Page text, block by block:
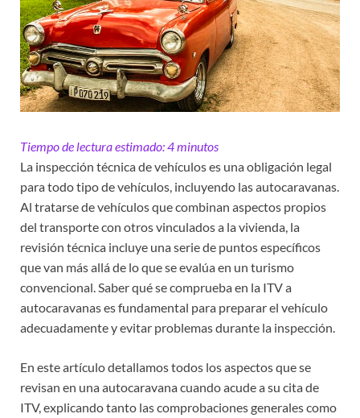
Tiempo de lectura estimado:4minutos
La inspección técnica de vehículos es una obligación legal
para todo tipo de vehículos, incluyendo las autocaravanas.
Al tratarse de vehículos que combinan aspectos propios
del transporte con otros vinculados a la vivienda, la
revisión técnica incluye una serie de puntos específicos
que van más allá de lo que se evalúa en un turismo
convencional. Saber qué se comprueba en la ITV a
autocaravanas es fundamental para preparar el vehículo
adecuadamente y evitar problemas durante la inspección.
En este artículo detallamos todos los aspectos que se
revisan en una autocaravana cuando acude a su cita de
ITV, explicando tanto las comprobaciones generales como